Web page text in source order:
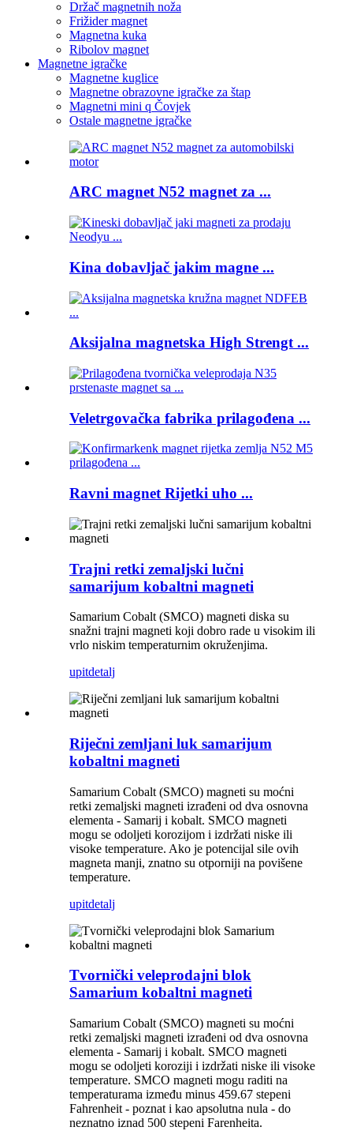
Držač magnetnih noža
Frižider magnet
Magnetna kuka
Ribolov magnet
Magnetne igračke
Magnetne kuglice
Magnetne obrazovne igračke za štap
Magnetni mini q Čovjek
Ostale magnetne igračke
ARC magnet N52 magnet za ...
Kina dobavljač jakim magne ...
Aksijalna magnetska High Strengt ...
Veletrgovačka fabrika prilagođena ...
Ravni magnet Rijetki uho ...
Trajni retki zemaljski lučni
samarijum kobaltni magneti
Samarium Cobalt (SMCO) magneti diska su
snažni trajni magneti koji dobro rade u visokim ili
vrlo niskim temperaturnim okruženjima.
upitdetalj
Riječni zemljani luk samarijum
kobaltni magneti
Samarium Cobalt (SMCO) magneti su moćni
retki zemaljski magneti izrađeni od dva osnovna
elementa - Samarij i kobalt. SMCO magneti
mogu se odoljeti korozijom i izdržati niske ili
visoke temperature. Ako je potencijal sile ovih
magneta manji, znatno su otporniji na povišene
temperature.
upitdetalj
Tvornički veleprodajni blok
Samarium kobaltni magneti
Samarium Cobalt (SMCO) magneti su moćni
retki zemaljski magneti izrađeni od dva osnovna
elementa - Samarij i kobalt. SMCO magneti
mogu se odoljeti koroziji i izdržati niske ili visoke
temperature. SMCO magneti mogu raditi na
temperaturama između minus 459.67 stepeni
Fahrenheit - poznat i kao apsolutna nula - do
neznatno iznad 500 stepeni Farenheita.